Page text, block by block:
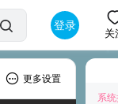
登录
关
更多设置
系